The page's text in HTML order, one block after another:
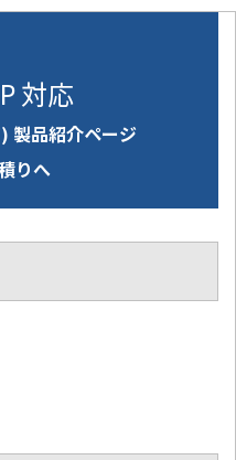
対応
製品紹介ページ
りへ